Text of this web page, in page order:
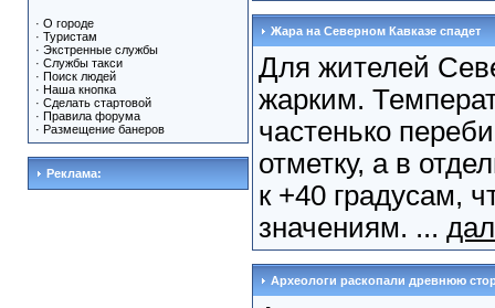
· О городе
· Туристам
· Экстренные службы
· Службы такси
· Поиск людей
· Наша кнопка
· Сделать стартовой
· Правила форума
· Размещение банеров
Реклама:
Жара на Северном Кавказе спадет
Для жителей
жарким.
частенько
отметку, а в
к +40 градусам,
значениям. ...
Археологи раскопали древнюю